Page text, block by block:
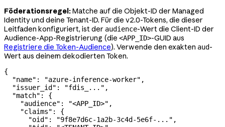
Föderationsregel:Matche auf die Objekt-ID der Managed
Identity und deine Tenant-ID. Für die v2.0-Tokens, die dieser
Leitfaden konfiguriert, ist der audience-Wert die Client-ID der
Audience-App-Registrierung (die <APP_ID>-GUID aus
Registriere die Token-Audience). Verwende den exakten aud-
Wert aus deinem dekodierten Token.
{
  "name"
: "azure-inference-worker" ,
  "issuer_id"
: "fdis_..." ,
  "match"
: {
    "audience"
: "<APP_ID>" ,
    "claims"
: {
      "oid"
: "9f8e7d6c-1a2b-3c4d-5e6f-..." ,